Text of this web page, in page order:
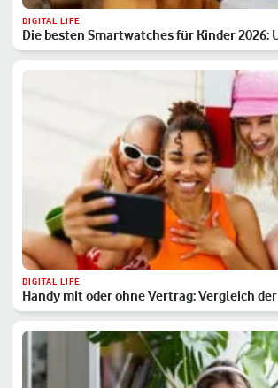
DIGITAL LIFE
Die besten Smartwatches für Kinder 2026:
DIGITAL LIFE
Handy mit oder ohne Vertrag: Vergleich